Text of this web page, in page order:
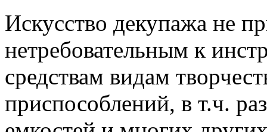
Искусство декупажа не
нетребовательным к
средствам видам
приспособлений, в т.ч.